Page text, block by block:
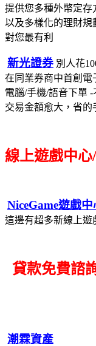
提供您多種外幣定存
以及多樣化的理財規
對您最有利
新光證券 別人花
在同業券商中首創電
電腦/手機/語音下單
交易金額愈大，省的
線上遊戲中
NiceGame遊戲中
這邊有超多新線上遊
貸款免費諮
潮霖資產